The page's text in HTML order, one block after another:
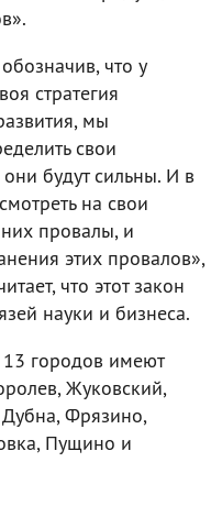
что у
стратегия
мы
свои
будут сильны. И в
на свои
провалы, и
этих провалов»,
что этот закон
науки и бизнеса.
городов имеют
Жуковский,
Фрязино,
Пущино и